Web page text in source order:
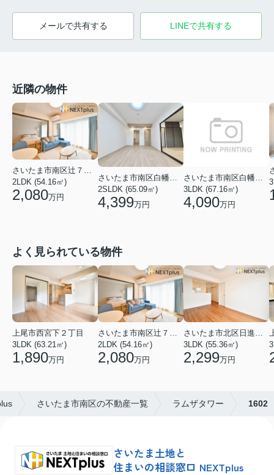
メールで共有する LINEで共有する
近隣の物件
さいたま市南区辻７丁目
2LDK (54.16㎡)
2,080万円
2SLDK (65.09㎡)
4,399万円
3LDK (67.16㎡)
4,090万円
よく見られている物件
上尾市西宮下２丁目
3LDK (63.21㎡)
1,890万円
さいたま市南区辻７丁目
2LDK (54.16㎡)
2,080万円
さいたま市北区日進町２丁目
3LDK (55.36㎡)
2,299万円
さいたま市南区の不動産一覧 ラムザタワー 1602
さいたま土地と
住まいの相談窓口 NEXTplus